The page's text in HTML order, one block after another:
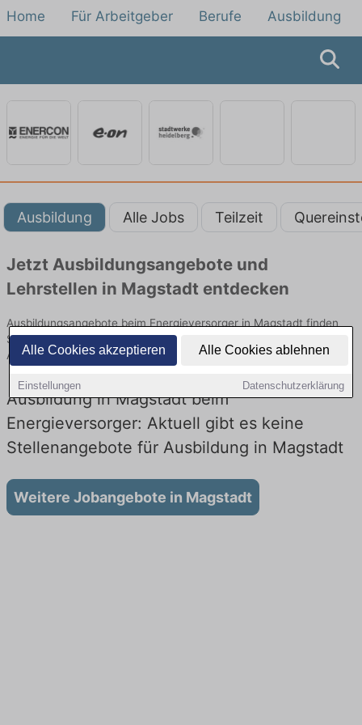
Alle Cookies akzeptieren Alle Cookies ablehnen
Einstellungen Datenschutzerklärung
Home Für Arbeitgeber Berufe Ausbildung
Ausbildung Alle Jobs Teilzeit
Jetzt Ausbildungsangebote und
Lehrstellen in Magstadt entdecken
Ausbildungsangebote beim Energieversorger in Magstadt finden
Sie von namhaften Firmen. Entdecken Sie freie Optionen von Top-
Arbeitgebern und bewerben Sie sich noch heute.
Ausbildung in Magstadt beim
Energieversorger: Aktuell gibt es keine
Stellenangebote für Ausbildung in Magstadt
Weitere Jobangebote in Magstadt